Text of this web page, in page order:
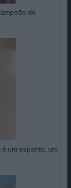
de
um espanto, um